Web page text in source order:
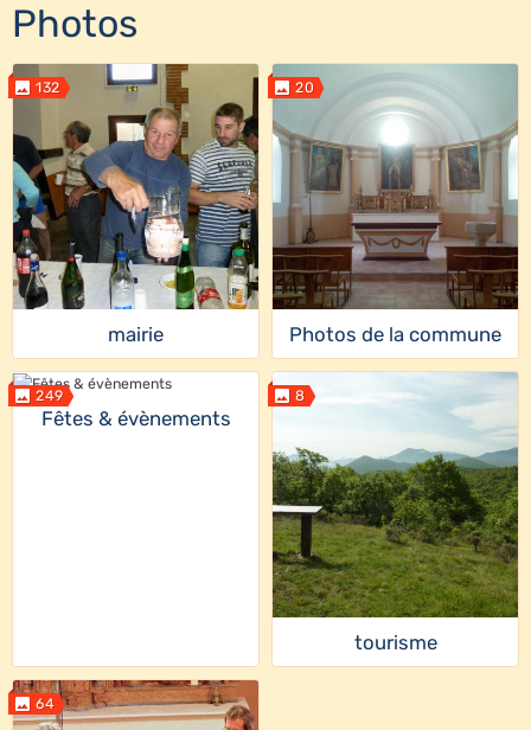
Photos
132
mairie
20
Photos de la commune
249
Fêtes & évènements
8
tourisme
64